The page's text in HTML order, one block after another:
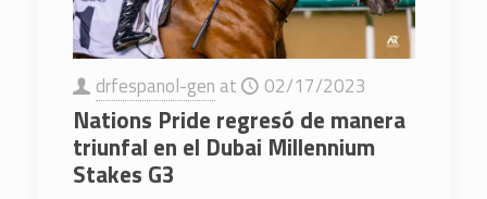
drfespanol-gen at 02/17/2023
Nations Pride regresó de manera
triunfal en el Dubai Millennium
Stakes G3